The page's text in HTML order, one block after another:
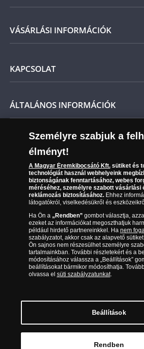
Arany
Magyar
VÁSÁRLÁSI INFORMÁCIÓK
Kézbesítés
Reklamáció
Visszaküldés
Elállási űrlap
KAPCSOLAT
Ügyfélszolgálat
Leiratkozás a hírlevélről
Karrier
ÁLTALÁNOS INFORMÁCIÓK
Sütik (cookies) használata
Süti (cookies)Beállítások
Társaságunkról
Az érmék és érmek ára és értéke
Gyakran ismételt kérdések
Adatkezelés
06 80 888 889
(díjmentesen hívható hétfőtől
óra között, péntekenként 9.00 és 15.00
Magyar Éremkibocsátó Kft. 1134 Budapest, Váci út
957944, Adószám: 23275395-2-41 A Társaság a
© Copyright 2026 -
Személyre szabjuk a
élményt!
A Magyar Éremkibocsátó Kft.sütiket és
technológiát használ webhelyeink
biztonságának fenntartásához, webes
méréséhez, személyre szabott vásárlási
reklámozás biztosításához.Ehhez
látogatókról, viselkedésükről és
Ha Ön a „Rendben”gombot választja,
ezeket az információkat megoszthatjuk
például hirdető partnereinkkel. Ha nem
szabályzatot, akkor csak az alapvető
Ön sajnos nem részesülhet személyre
tartalmainkban. További részletekért és a
módosításához válassza a „Beállítások”
beállításokat bármikor módosíthatja.
olvassa el süti szabályzatunkat.
Beállítások
Rendben